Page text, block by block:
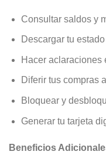
Consultar saldos y
Descargar tu
Hacer aclaraciones
Diferir tus compras
Bloquear y
Generar tu tarjeta
Beneficios